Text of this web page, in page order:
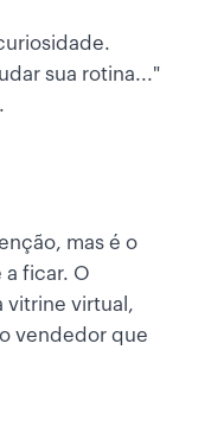
sua rotina..."
mas é o
ficar. O
vitrine virtual,
vendedor que